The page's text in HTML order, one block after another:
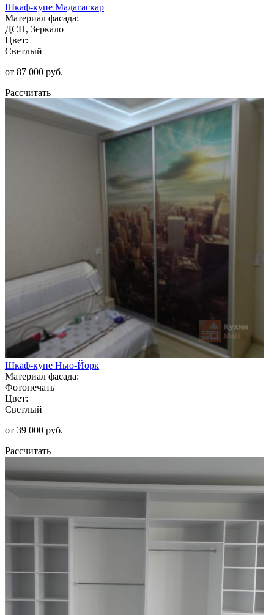
Шкаф-купе Мадагаскар
Материал фасада:
ДСП, Зеркало
Цвет:
Светлый
от 87 000 руб.
Рассчитать
Шкаф-купе Нью-Йорк
Материал фасада:
Фотопечать
Цвет:
Светлый
от 39 000 руб.
Рассчитать